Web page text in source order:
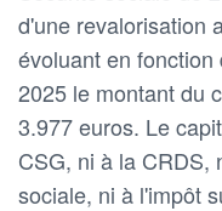
d'une revalorisation
évoluant en
2025 le montant du
3.977 euros. Le
CSG, ni à la CRDS,
sociale, ni à l'impôt